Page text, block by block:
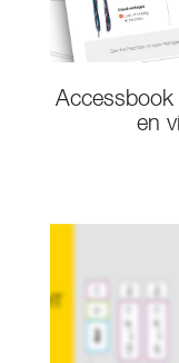
Accessbook
en